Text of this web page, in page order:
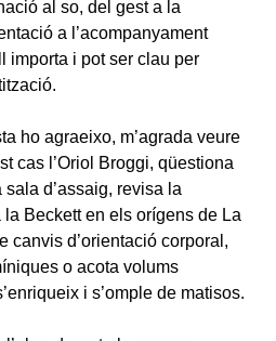
al so, del gest a la
a l’acompanyament
importa i pot ser clau per
ho agraeixo, m’agrada veure
cas l’Oriol Broggi, qüestiona
d’assaig, revisa la
Beckett en els orígens de La
canvis d’orientació corporal,
o acota volums
i s’omple de matisos.